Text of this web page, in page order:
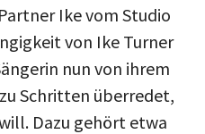
Ike vom Studio
von Ike Turner
nun von ihrem
Schritten überredet,
Dazu gehört etwa